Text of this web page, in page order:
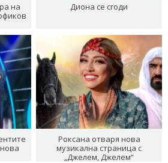
на
Диона се сгоди
Роксана отваря нова
музикална страница с
„Джелем, Джелем“